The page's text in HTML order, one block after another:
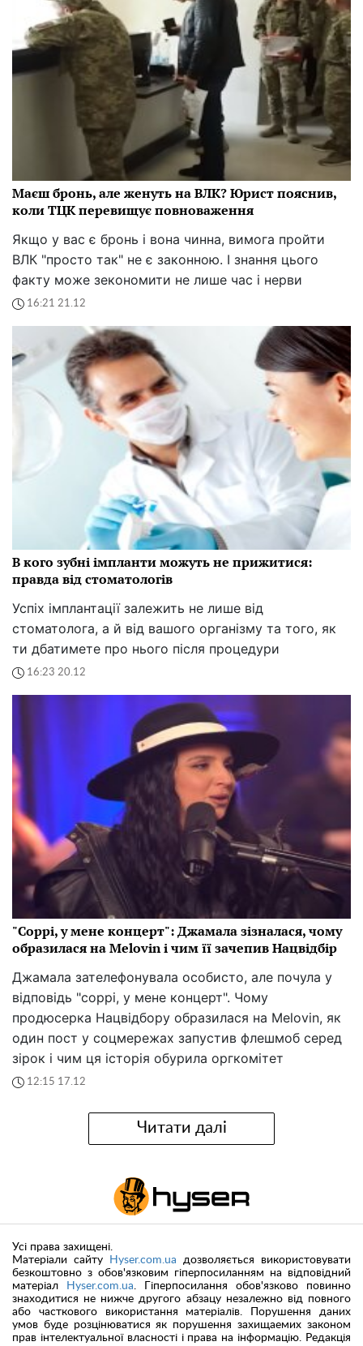
Маєш бронь, але женуть на ВЛК? Юрист пояснив,
коли ТЦК перевищує повноваження
Якщо у вас є бронь і вона чинна, вимога пройти
ВЛК "просто так" не є законною. І знання цього
факту може зекономити не лише час і нерви
16:21 21.12
В кого зубні імпланти можуть не прижитися:
правда від стоматологів
Успіх імплантації залежить не лише від
стоматолога, а й від вашого організму та того, як
ти дбатимете про нього після процедури
16:23 20.12
"Соррі, у мене концерт": Джамала зізналася, чому
образилася на Melovin і чим її зачепив Нацвідбір
Джамала зателефонувала особисто, але почула у
відповідь "соррі, у мене концерт". Чому
продюсерка Нацвідбору образилася на Melovin, як
один пост у соцмережах запустив флешмоб серед
зірок і чим ця історія обурила оргкомітет
12:15 17.12
Читати далі
Усі права захищені.
Матеріали сайту
Hyser.com.ua дозволяється використовувати
безкоштовно з обов'язковим гіперпосиланням на відповідний
матеріал
Hyser.com.ua . Гіперпосилання обов'язково повинно
знаходитися не нижче другого абзацу незалежно від повного
або часткового використання матеріалів. Порушення даних
умов буде розцінюватися як порушення захищаемих законом
прав інтелектуальної власності і права на інформацію. Редакція